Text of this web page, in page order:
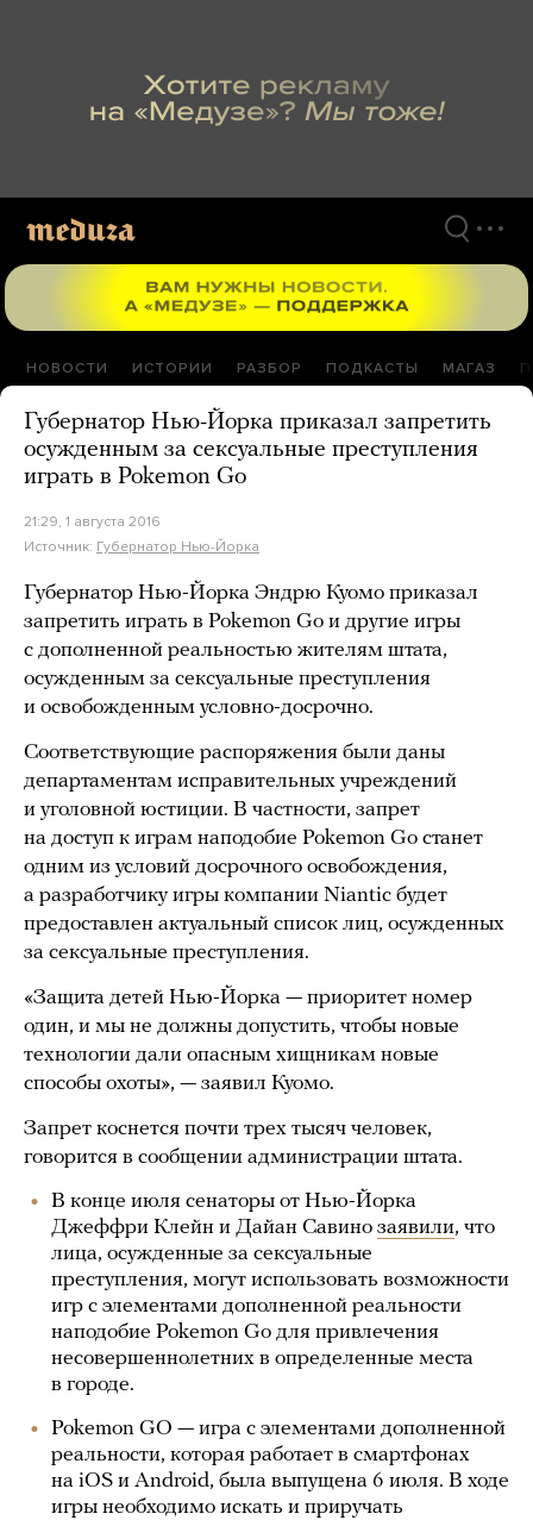
НОВОСТИ ИСТОРИИ РАЗБОР ПОДКАСТЫ МАГАЗ
Губернатор Нью-Йорка приказал запретить
осужденным за сексуальные преступления
играть в Pokemon Go
21:29, 1 августа 2016
Источник: Губернатор Нью-Йорка
Губернатор Нью-Йорка Эндрю Куомо приказал
запретить играть в Pokemon Go и другие игры
с дополненной реальностью жителям штата,
осужденным за сексуальные преступления
и освобожденным условно-досрочно.
Соответствующие распоряжения были даны
департаментам исправительных учреждений
и уголовной юстиции. В частности, запрет
на доступ к играм наподобие Pokemon Go станет
одним из условий досрочного освобождения,
а разработчику игры компании Niantic будет
предоставлен актуальный список лиц, осужденных
за сексуальные преступления.
«Защита детей Нью-Йорка — приоритет номер
один, и мы не должны допустить, чтобы новые
технологии дали опасным хищникам новые
способы охоты», — заявил Куомо.
Запрет коснется почти трех тысяч человек,
говорится в сообщении администрации штата.
В конце июля сенаторы от Нью-Йорка
Джеффри Клейн и Дайан Савино заявили, что
лица, осужденные за сексуальные
преступления, могут использовать возможности
игр с элементами дополненной реальности
наподобие Pokemon Go для привлечения
несовершеннолетних в определенные места
в городе.
Pokemon GO — игра с элементами дополненной
реальности, которая работает в смартфонах
на iOS и Android, была выпущена 6 июля. В ходе
игры необходимо искать и приручать